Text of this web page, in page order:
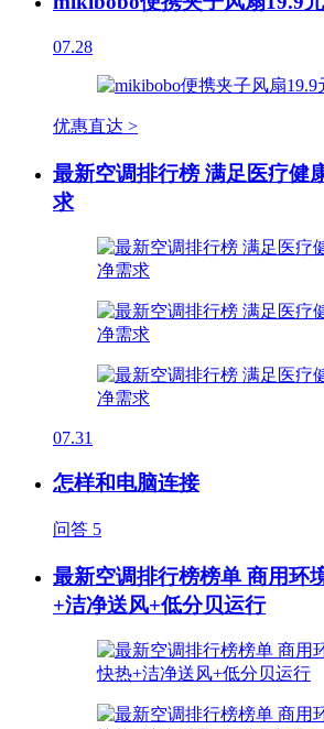
07.28
优惠直达 >
最新空调排行榜 满足医疗健
求
07.31
怎样和电脑连接
问答 5
最新空调排行榜榜单 商用环
+洁净送风+低分贝运行